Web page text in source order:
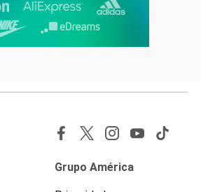
Grupo América